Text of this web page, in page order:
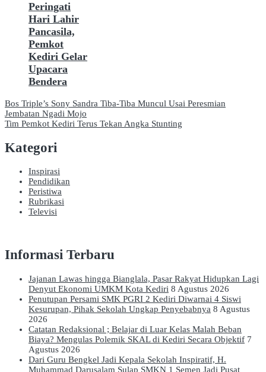
Peringati
Hari Lahir
Pancasila,
Pemkot
Kediri Gelar
Upacara
Bendera
Navigasi
pos
Bos Triple’s Sony Sandra Tiba-Tiba Muncul Usai Peresmian
Jembatan Ngadi Mojo
Tim Pemkot Kediri Terus Tekan Angka Stunting
Kategori
Inspirasi
Pendidikan
Peristiwa
Rubrikasi
Televisi
Informasi Terbaru
Jajanan Lawas hingga Bianglala, Pasar Rakyat Hidupkan Lagi
Denyut Ekonomi UMKM Kota Kediri 8 Agustus 2026
Penutupan Persami SMK PGRI 2 Kediri Diwarnai 4 Siswi
Kesurupan, Pihak Sekolah Ungkap Penyebabnya 8 Agustus
2026
Catatan Redaksional ; Belajar di Luar Kelas Malah Beban
Biaya? Mengulas Polemik SKAL di Kediri Secara Objektif 7
Agustus 2026
Dari Guru Bengkel Jadi Kepala Sekolah Inspiratif, H.
Muhammad Darusalam Sulap SMKN 1 Semen Jadi Pusat